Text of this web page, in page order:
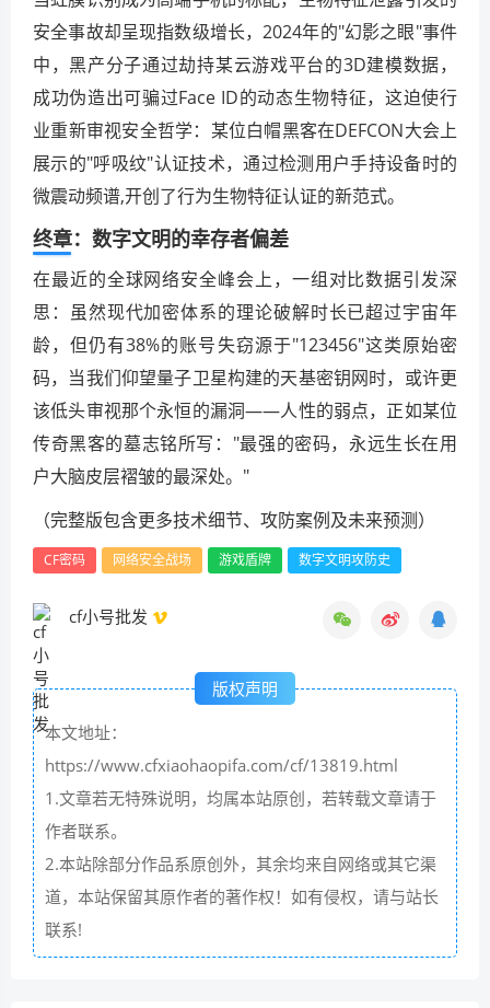
安全事故却呈现指数级增长，2024年的"幻影之眼"事件
中，黑产分子通过劫持某云游戏平台的3D建模数据，
成功伪造出可骗过Face ID的动态生物特征，这迫使行
业重新审视安全哲学：某位白帽黑客在DEFCON大会上
展示的"呼吸纹"认证技术，通过检测用户手持设备时的
微震动频谱,开创了行为生物特征认证的新范式。
终章：数字文明的幸存者偏差
在最近的全球网络安全峰会上，一组对比数据引发深
思：虽然现代加密体系的理论破解时长已超过宇宙年
龄，但仍有38%的账号失窃源于"123456"这类原始密
码，当我们仰望量子卫星构建的天基密钥网时，或许更
该低头审视那个永恒的漏洞——人性的弱点，正如某位
传奇黑客的墓志铭所写："最强的密码，永远生长在用
户大脑皮层褶皱的最深处。"
（完整版包含更多技术细节、攻防案例及未来预测）
CF密码 网络安全战场 游戏盾牌 数字文明攻防史
cf小号批发
版权声明
本文地址：
https://www.cfxiaohaopifa.com/cf/13819.html
1.文章若无特殊说明，均属本站原创，若转载文章请于
作者联系。
2.本站除部分作品系原创外，其余均来自网络或其它渠
道，本站保留其原作者的著作权！如有侵权，请与站长
联系!